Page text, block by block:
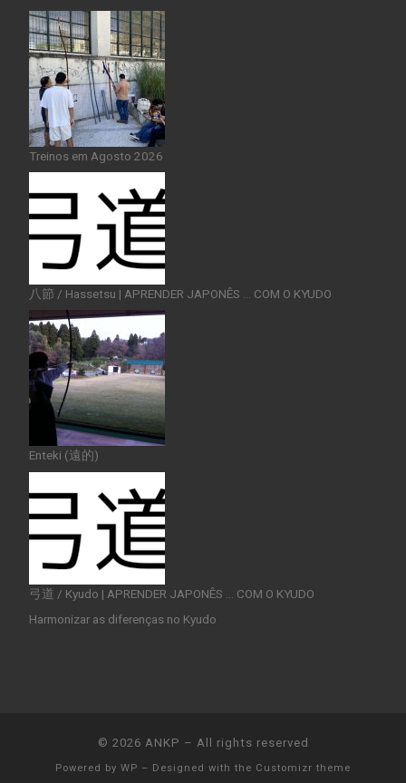
Treinos em Agosto 2026
八節 / Hassetsu | APRENDER JAPONÊS … COM O KYUDO
Enteki (遠的)
弓道 / Kyudo | APRENDER JAPONÊS … COM O KYUDO
Harmonizar as diferenças no Kyudo
© 2026 ANKP – All rights reserved
Powered by WP – Designed with the Customizr theme